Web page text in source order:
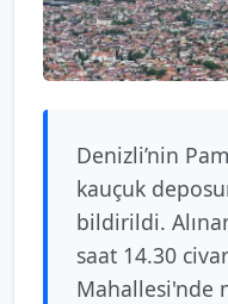
Denizli’nin
kauçuk
bildirildi.
saat 14.30
Mahallesi'nde